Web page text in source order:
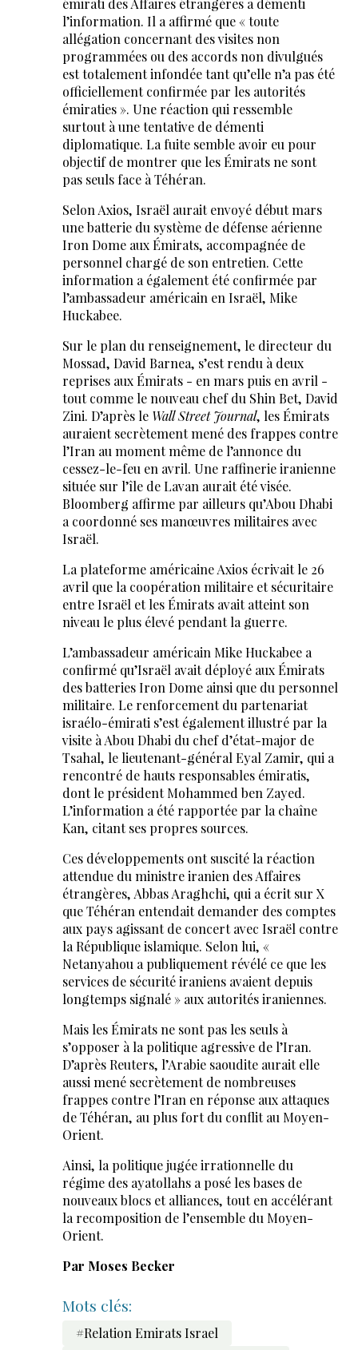
émirati des Affaires étrangères a démenti
l’information. Il a affirmé que « toute
allégation concernant des visites non
programmées ou des accords non divulgués
est totalement infondée tant qu’elle n’a pas été
officiellement confirmée par les autorités
émiraties ». Une réaction qui ressemble
surtout à une tentative de démenti
diplomatique. La fuite semble avoir eu pour
objectif de montrer que les Émirats ne sont
pas seuls face à Téhéran.
Selon Axios, Israël aurait envoyé début mars
une batterie du système de défense aérienne
Iron Dome aux Émirats, accompagnée de
personnel chargé de son entretien. Cette
information a également été confirmée par
l’ambassadeur américain en Israël, Mike
Huckabee.
Sur le plan du renseignement, le directeur du
Mossad, David Barnea, s’est rendu à deux
reprises aux Émirats - en mars puis en avril -
tout comme le nouveau chef du Shin Bet, David
Zini. D’après le Wall Street Journal, les Émirats
auraient secrètement mené des frappes contre
l’Iran au moment même de l’annonce du
cessez-le-feu en avril. Une raffinerie iranienne
située sur l’île de Lavan aurait été visée.
Bloomberg affirme par ailleurs qu’Abou Dhabi
a coordonné ses manœuvres militaires avec
Israël.
La plateforme américaine Axios écrivait le 26
avril que la coopération militaire et sécuritaire
entre Israël et les Émirats avait atteint son
niveau le plus élevé pendant la guerre.
L’ambassadeur américain Mike Huckabee a
confirmé qu’Israël avait déployé aux Émirats
des batteries Iron Dome ainsi que du personnel
militaire. Le renforcement du partenariat
israélo-émirati s’est également illustré par la
visite à Abou Dhabi du chef d’état-major de
Tsahal, le lieutenant-général Eyal Zamir, qui a
rencontré de hauts responsables émiratis,
dont le président Mohammed ben Zayed.
L’information a été rapportée par la chaîne
Kan, citant ses propres sources.
Ces développements ont suscité la réaction
attendue du ministre iranien des Affaires
étrangères, Abbas Araghchi, qui a écrit sur X
que Téhéran entendait demander des comptes
aux pays agissant de concert avec Israël contre
la République islamique. Selon lui, «
Netanyahou a publiquement révélé ce que les
services de sécurité iraniens avaient depuis
longtemps signalé » aux autorités iraniennes.
Mais les Émirats ne sont pas les seuls à
s’opposer à la politique agressive de l’Iran.
D’après Reuters, l’Arabie saoudite aurait elle
aussi mené secrètement de nombreuses
frappes contre l’Iran en réponse aux attaques
de Téhéran, au plus fort du conflit au Moyen-
Orient.
Ainsi, la politique jugée irrationnelle du
régime des ayatollahs a posé les bases de
nouveaux blocs et alliances, tout en accélérant
la recomposition de l’ensemble du Moyen-
Orient.
Par Moses Becker
Mots clés:
#Relation Emirats Israel